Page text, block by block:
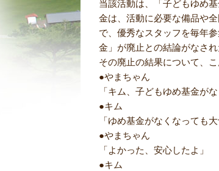
当該活動は、「子どもゆめ
金は、活動に必要な備品や
で、優秀なスタッフを毎年
金」が廃止との結論がなさ
その廃止の結果について、
●やまちゃん
「キム、子どもゆめ基金が
●キム
「ゆめ基金がなくなっても
●やまちゃん
「よかった、安心したよ」
●キム